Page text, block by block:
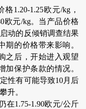
1.20-1.25欧元/kg，
欧元/kg。当产品价格
动的反倾销调查结果
期的价格带来影响。
之后，开始进入观望
加保护条款的情况。
性有可能导致10月后
升。
在1.75-1.90欧元/公斤